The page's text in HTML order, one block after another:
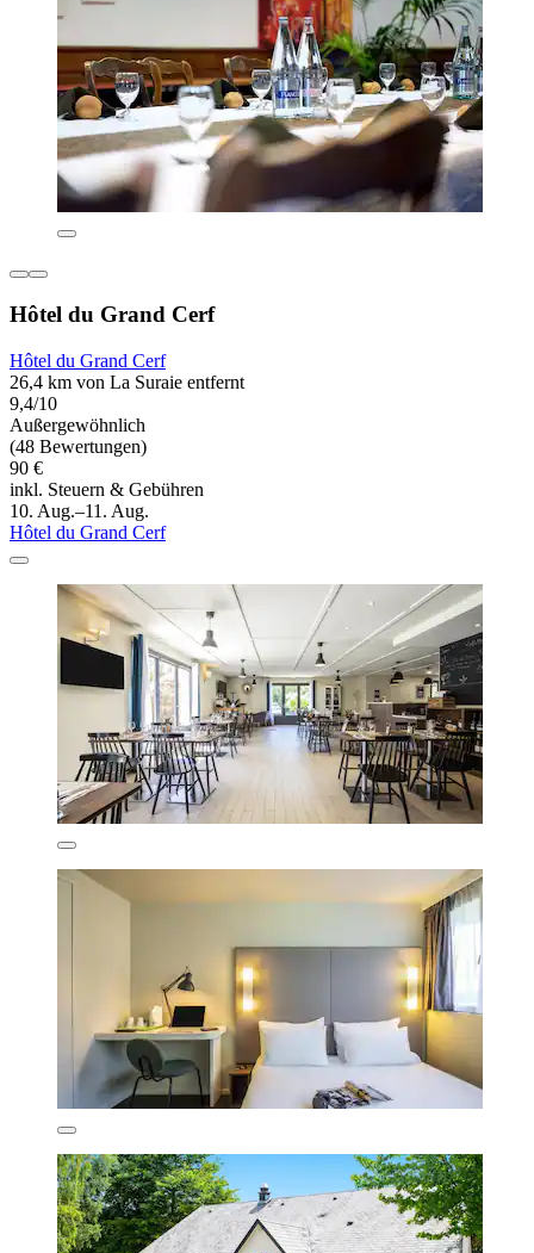
Hôtel du Grand Cerf
Hôtel du Grand Cerf
26,4 km von La Suraie entfernt
9,4/10
Außergewöhnlich
(48 Bewertungen)
90 €
inkl. Steuern & Gebühren
10. Aug.–11. Aug.
Hôtel du Grand Cerf